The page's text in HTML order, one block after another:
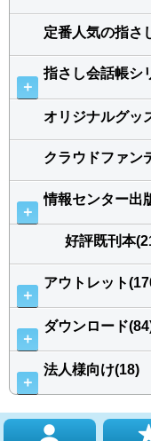
定番人気の指さ
＋
指さし会話帳シ
オリジナルグッ
クラウドファン
＋
情報センター出
好評既刊本
＋
アウトレット
＋
ダウンロード
＋
法人様向け(18)